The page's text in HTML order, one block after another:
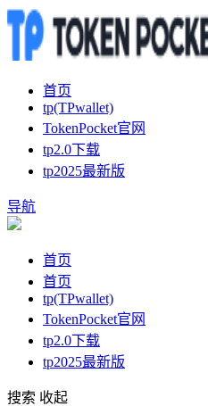
首页
tp(TPwallet)
TokenPocket官网
tp2.0下载
tp2025最新版
导航
首页
首页
tp(TPwallet)
TokenPocket官网
tp2.0下载
tp2025最新版
搜索 收起